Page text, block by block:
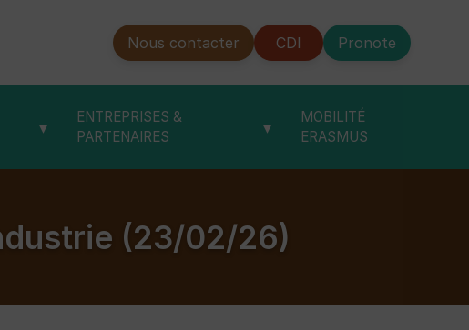
Nous contacter CDI Pronote
▾
ENTREPRISES &
PARTENAIRES
▾
MOBILITÉ
ERASMUS
(23/02/26)